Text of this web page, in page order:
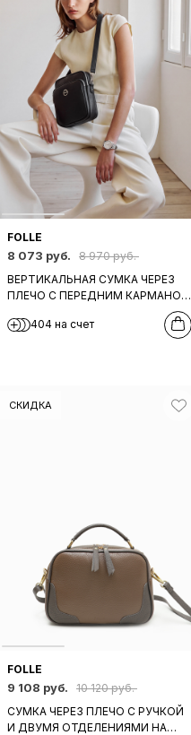
FOLLE
8 073 руб.
8 970 руб.
ВЕРТИКАЛЬНАЯ СУМКА ЧЕРЕЗ
ПЛЕЧО С ПЕРЕДНИМ КАРМАНОМ
ЧЕРНОЙ КОЖИ
404 на счет
СКИДКА
FOLLE
9 108 руб.
10 120 руб.
СУМКА ЧЕРЕЗ ПЛЕЧО С РУЧКОЙ
И ДВУМЯ ОТДЕЛЕНИЯМИ НА